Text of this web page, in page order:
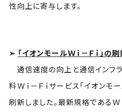
性向上に寄与します。
➢ 「イオンモールＷｉ－Ｆｉ」の
通信速度の向上と通信インフ
料Ｗｉ－Ｆｉサービス「イオンモ
刷新しました。最新規格であるＷ